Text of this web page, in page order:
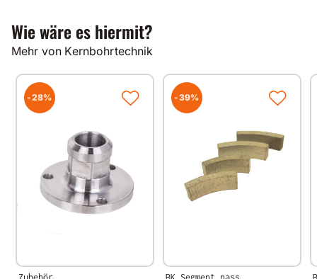
Wie wäre es hiermit?
Mehr von Kernbohrtechnik
-28% -39%